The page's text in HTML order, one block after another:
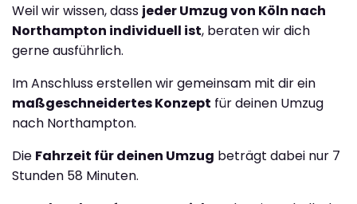
Weil wir wissen, dass jeder Umzug von Köln nach
Northampton individuell ist, beraten wir dich
gerne ausführlich.
Im Anschluss erstellen wir gemeinsam mit dir ein
maßgeschneidertes Konzept für deinen Umzug
nach Northampton.
Die Fahrzeit für deinen Umzug beträgt dabei nur 7
Stunden 58 Minuten.